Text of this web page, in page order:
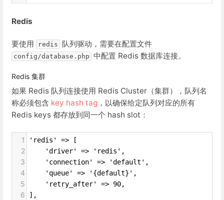
Redis
要使用 redis 队列驱动，需要在配置文件
config/database.php 中配置 Redis 数据库连接。
Redis 集群
如果 Redis 队列连接使用 Redis Cluster（集群），队列名
称必须包含 key hash tag ，以确保给定队列对应的所有
Redis keys 都存放到同一个 hash slot：
1 'redis' => [
2
    'driver' => 'redis',
3
    'connection' => 'default',
4
    'queue' => '{default}',
5
    'retry_after' => 90,
6 ],